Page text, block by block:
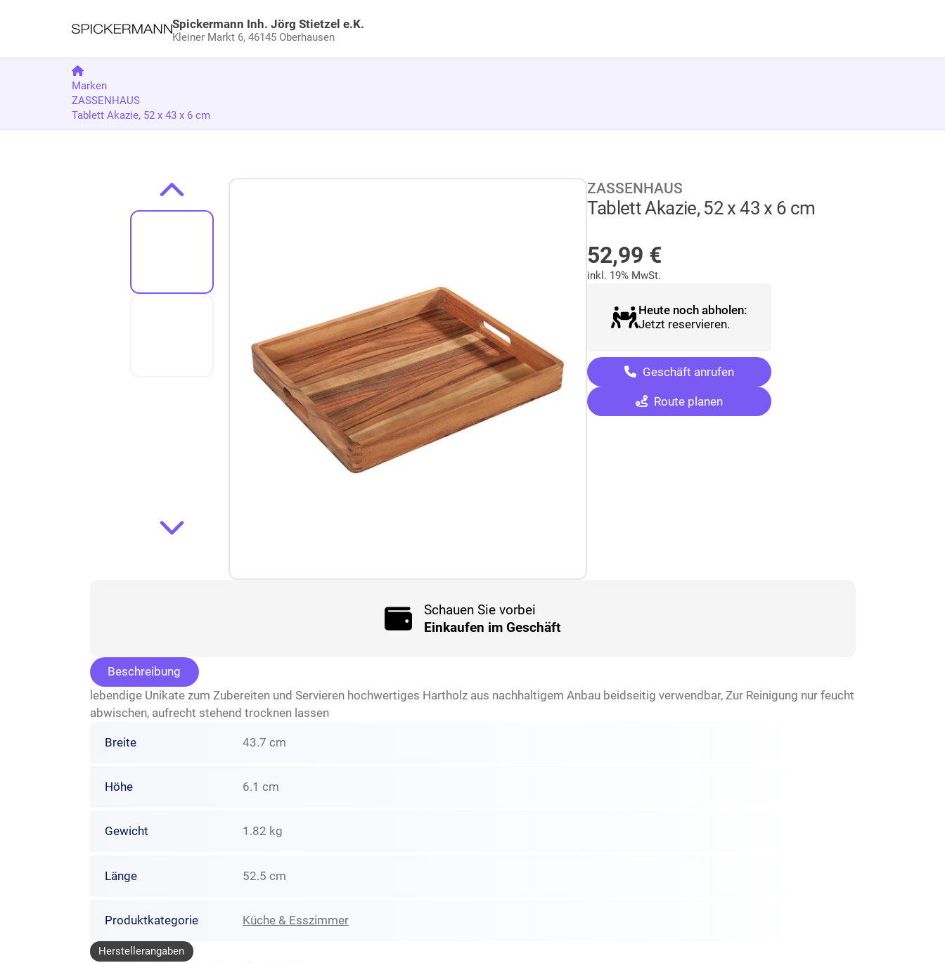
Spickermann Inh. Jörg Stietzel e.K.
Kleiner Markt 6, 46145 Oberhausen
Marken
ZASSENHAUS
Tablett Akazie, 52 x 43 x 6 cm
Zur Produktbeschreibung springen ZASSENHAUS
Tablett Akazie, 52 x 43 x 6 cm
52,99 €
inkl. 19% MwSt.
Heute noch abholen:
Jetzt reservieren.
Geschäft anrufen
Route planen
Schauen Sie vorbei
Einkaufen im Geschäft
Beschreibung
lebendige Unikate zum Zubereiten und Servieren hochwertiges Hartholz aus nachhaltigem Anbau beidseitig verwendbar, Zur Reinigung nur feucht
abwischen, aufrecht stehend trocknen lassen
Breite 43.7 cm
Höhe 6.1 cm
Gewicht 1.82 kg
Länge 52.5 cm
Produktkategorie Küche & Esszimmer
Herstellerangaben